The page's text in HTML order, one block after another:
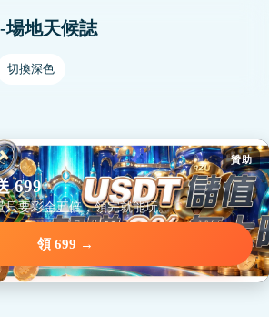
場地天候誌
切換深色
贊助
699
只要彩金五倍，領完就能玩。
領 699 →